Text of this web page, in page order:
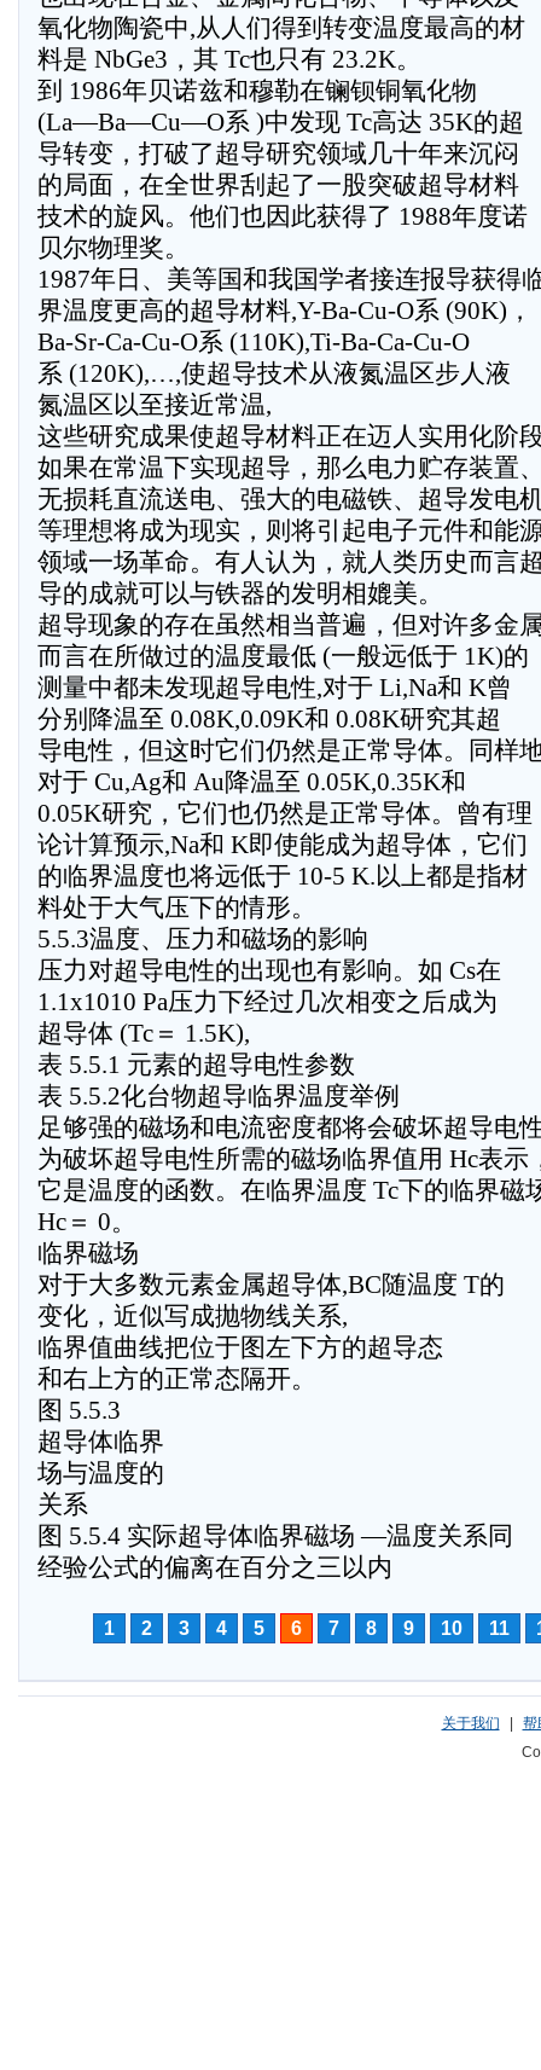
氧化物陶瓷中,从人们得到转变温度最高的材
料是 NbGe3，其 Tc也只有 23.2K。
到 1986年贝诺兹和穆勒在镧钡铜氧化物
(La—Ba—Cu—O系 )中发现 Tc高达 35K的超
导转变，打破了超导研究领域几十年来沉闷
的局面，在全世界刮起了一股突破超导材料
技术的旋风。他们也因此获得了 1988年度诺
贝尔物理奖。
1987年日、美等国和我国学者接连报导获得
界温度更高的超导材料,Y-Ba-Cu-O系 (90K)，
Ba-Sr-Ca-Cu-O系 (110K),Ti-Ba-Ca-Cu-O
系 (120K),…,使超导技术从液氮温区步人液
氮温区以至接近常温,
这些研究成果使超导材料正在迈人实用化阶
如果在常温下实现超导，那么电力贮存装置
无损耗直流送电、强大的电磁铁、超导发电
等理想将成为现实，则将引起电子元件和能
领域一场革命。有人认为，就人类历史而言
导的成就可以与铁器的发明相媲美。
超导现象的存在虽然相当普遍，但对许多金
而言在所做过的温度最低 (一般远低于 1K)的
测量中都未发现超导电性,对于 Li,Na和 K曾
分别降温至 0.08K,0.09K和 0.08K研究其超
导电性，但这时它们仍然是正常导体。同样
对于 Cu,Ag和 Au降温至 0.05K,0.35K和
0.05K研究，它们也仍然是正常导体。曾有理
论计算预示,Na和 K即使能成为超导体，它们
的临界温度也将远低于 10-5 K.以上都是指材
料处于大气压下的情形。
5.5.3温度、压力和磁场的影响
压力对超导电性的出现也有影响。如 Cs在
1.1x1010 Pa压力下经过几次相变之后成为
超导体 (Tc＝ 1.5K),
表 5.5.1 元素的超导电性参数
表 5.5.2化台物超导临界温度举例
足够强的磁场和电流密度都将会破坏超导电
为破坏超导电性所需的磁场临界值用 Hc表示
它是温度的函数。在临界温度 Tc下的临界磁
Hc＝ 0。
临界磁场
对于大多数元素金属超导体,BC随温度 T的
变化，近似写成抛物线关系,
临界值曲线把位于图左下方的超导态
和右上方的正常态隔开。
图 5.5.3
超导体临界
场与温度的
关系
图 5.5.4 实际超导体临界磁场 —温度关系同
经验公式的偏离在百分之三以内
1 2 3 4 5 6 7 8 9 10 11
关于我们
帮